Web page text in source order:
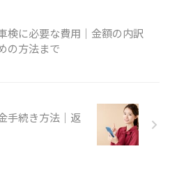
検に必要な費用｜金額の内訳
の方法まで
手続き方法｜返